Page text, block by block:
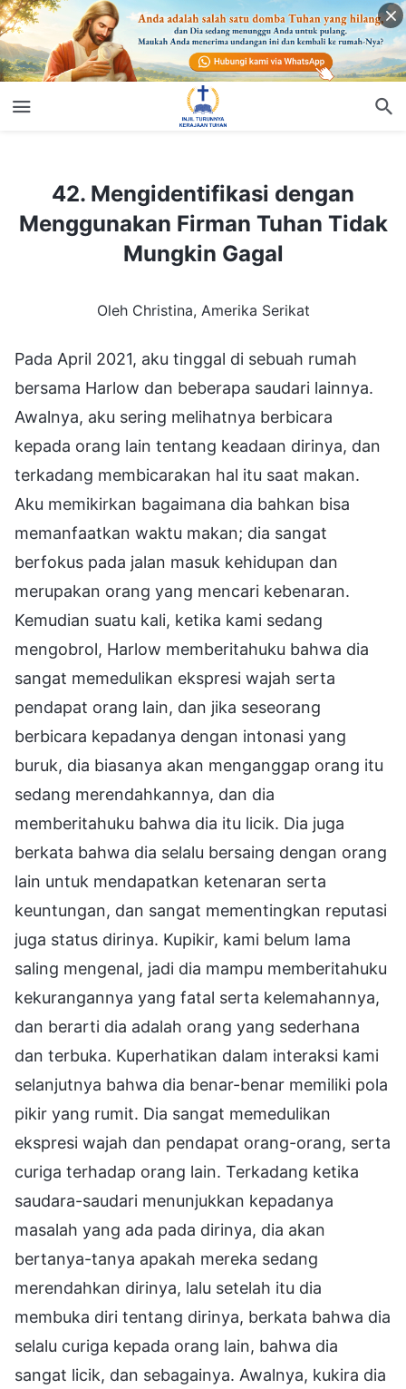
42. Mengidentifikasi dengan
Menggunakan Firman Tuhan Tidak
Mungkin Gagal
Oleh Christina, Amerika Serikat
Pada April 2021, aku tinggal di sebuah rumah
bersama Harlow dan beberapa saudari lainnya.
Awalnya, aku sering melihatnya berbicara
kepada orang lain tentang keadaan dirinya, dan
terkadang membicarakan hal itu saat makan.
Aku memikirkan bagaimana dia bahkan bisa
memanfaatkan waktu makan; dia sangat
berfokus pada jalan masuk kehidupan dan
merupakan orang yang mencari kebenaran.
Kemudian suatu kali, ketika kami sedang
mengobrol, Harlow memberitahuku bahwa dia
sangat memedulikan ekspresi wajah serta
pendapat orang lain, dan jika seseorang
berbicara kepadanya dengan intonasi yang
buruk, dia biasanya akan menganggap orang itu
sedang merendahkannya, dan dia
memberitahuku bahwa dia itu licik. Dia juga
berkata bahwa dia selalu bersaing dengan orang
lain untuk mendapatkan ketenaran serta
keuntungan, dan sangat mementingkan reputasi
juga status dirinya. Kupikir, kami belum lama
saling mengenal, jadi dia mampu memberitahuku
kekurangannya yang fatal serta kelemahannya,
dan berarti dia adalah orang yang sederhana
dan terbuka. Kuperhatikan dalam interaksi kami
selanjutnya bahwa dia benar-benar memiliki pola
pikir yang rumit. Dia sangat memedulikan
ekspresi wajah dan pendapat orang-orang, serta
curiga terhadap orang lain. Terkadang ketika
saudara-saudari menunjukkan kepadanya
masalah yang ada pada dirinya, dia akan
bertanya-tanya apakah mereka sedang
merendahkan dirinya, lalu setelah itu dia
membuka diri tentang dirinya, berkata bahwa dia
selalu curiga kepada orang lain, bahwa dia
sangat licik, dan sebagainya. Awalnya, kukira dia